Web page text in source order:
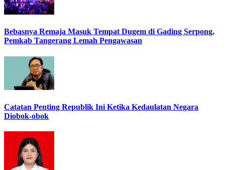
Bebasnya Remaja Masuk Tempat Dugem di Gading Serpong,
Pemkab Tangerang Lemah Pengawasan
Catatan Penting Republik Ini Ketika Kedaulatan Negara
Diobok-obok